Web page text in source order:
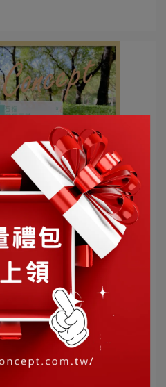
物！膠原蛋白期間活
農曆新年倒數四周了！！ 不管